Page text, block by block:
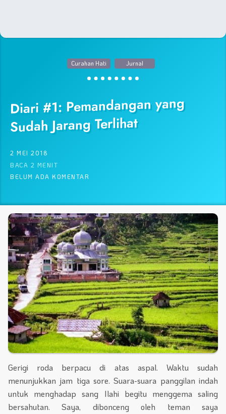
Curahan Hati Jurnal
Diari #1: Pemandangan yang
Sudah Jarang Terlihat
2 MEI 2018
BACA 2 MENIT
BELUM ADA KOMENTAR
Gerigi roda berpacu di atas aspal. Waktu sudah
menunjukkan jam tiga sore. Suara-suara panggilan indah
untuk menghadap sang Ilahi begitu menggema saling
bersahutan. Saya, dibonceng oleh teman saya